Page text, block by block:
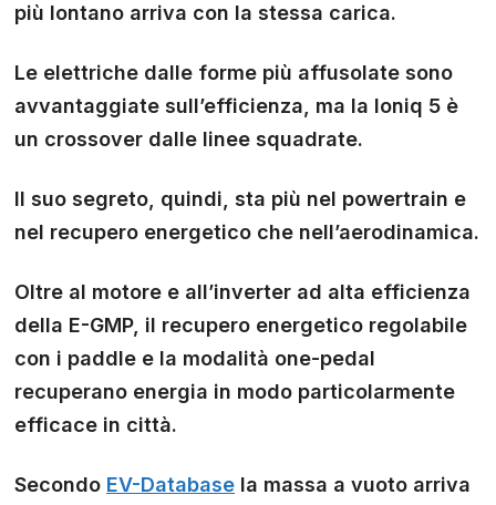
più lontano arriva con la stessa carica.
Le elettriche dalle forme più affusolate sono
avvantaggiate sull’efficienza, ma la Ioniq 5 è
un crossover dalle linee squadrate.
Il suo segreto, quindi, sta più nel powertrain e
nel recupero energetico che nell’aerodinamica.
Oltre al motore e all’inverter ad alta efficienza
della E-GMP, il recupero energetico regolabile
con i paddle e la modalità one-pedal
recuperano energia in modo particolarmente
efficace in città.
Secondo EV-Database la massa a vuoto arriva